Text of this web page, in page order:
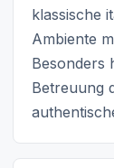
klassische
Ambiente
Besonders
Betreuung